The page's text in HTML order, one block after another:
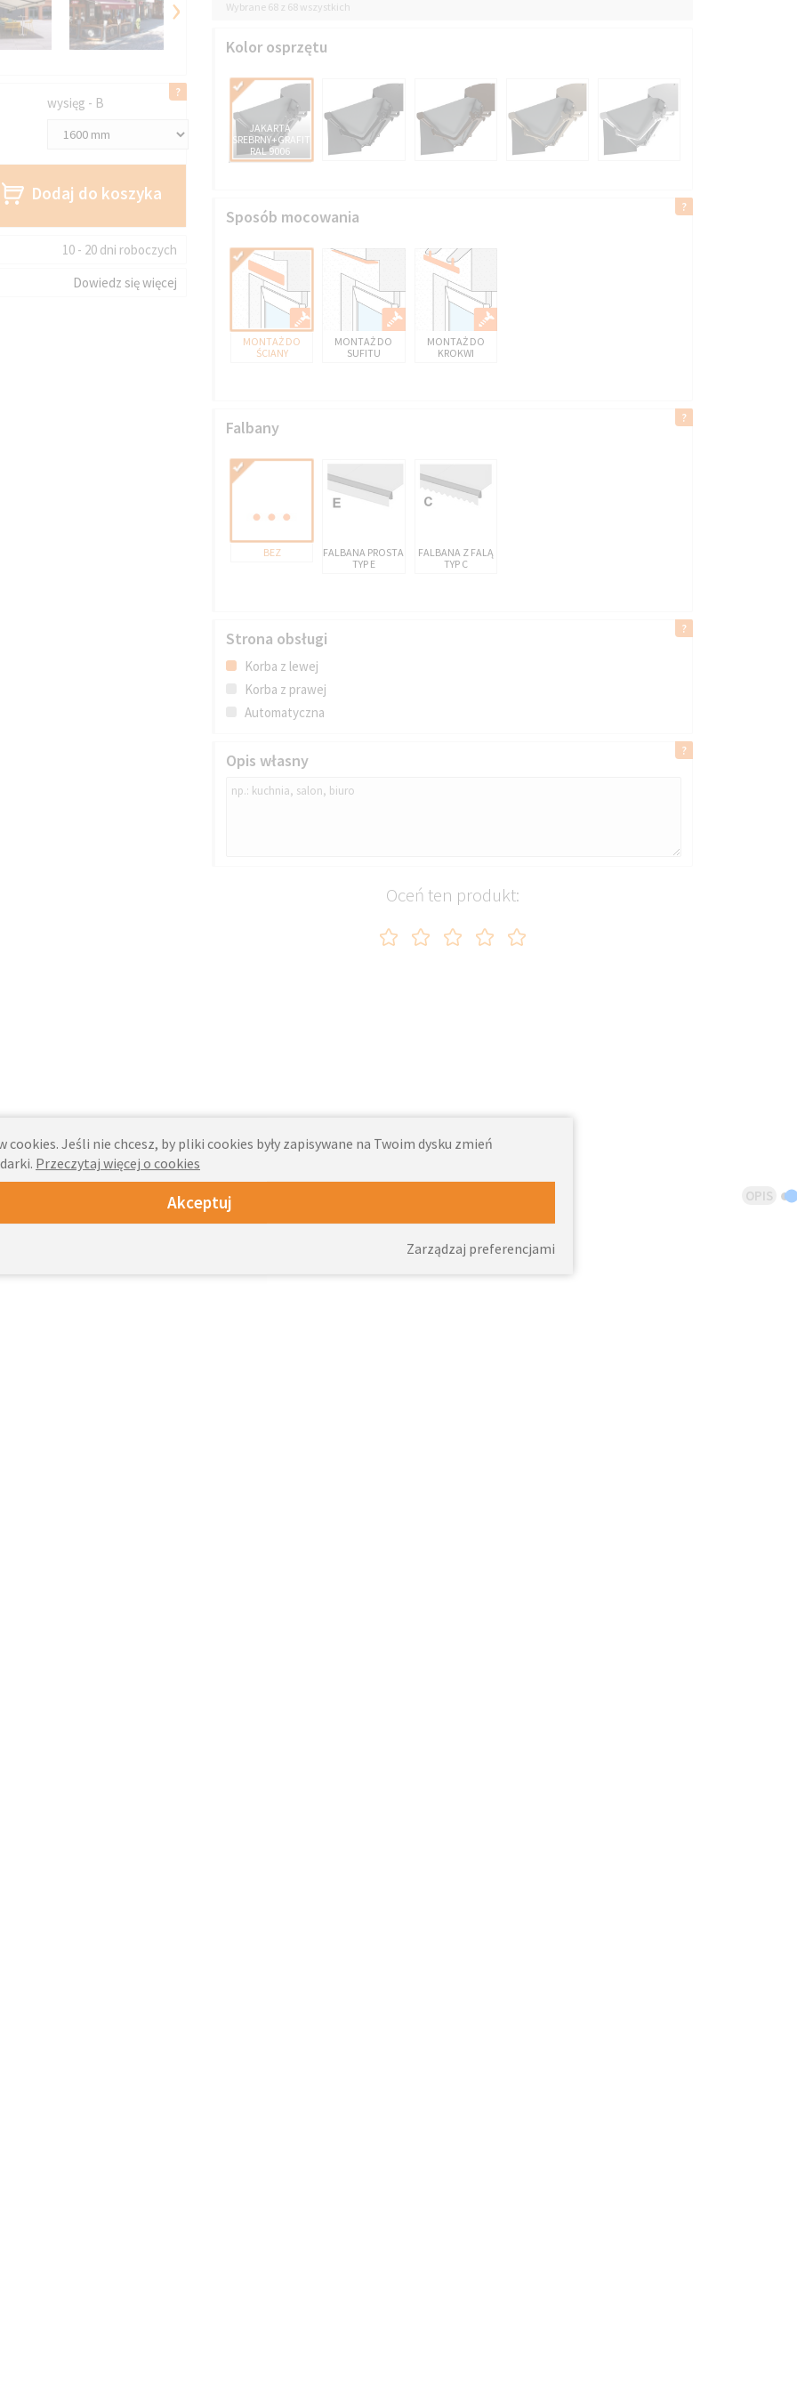
OPIS
wysięg - B
Dodaj do koszyka
10 - 20 dni roboczych
Dowiedz się więcej
Wybrane 68 z 68 wszystkich
Kolor osprzętu
JAKARTA
SREBRNY+GRAFIT
RAL 9006
Sposób mocowania
MONTAŻ DO
ŚCIANY
MONTAŻ DO
SUFITU
MONTAŻ DO
KROKWI
Falbany
BEZ
FALBANA PROSTA
TYP E
FALBANA Z FALĄ
TYP C
Strona obsługi
Korba z lewej
Korba z prawej
Automatyczna
Opis własny
Oceń ten produkt:
cookies. Jeśli nie chcesz, by pliki cookies były zapisywane na Twoim dysku zmień
Przeczytaj więcej o cookies
Akceptuj
Zarządzaj preferencjami